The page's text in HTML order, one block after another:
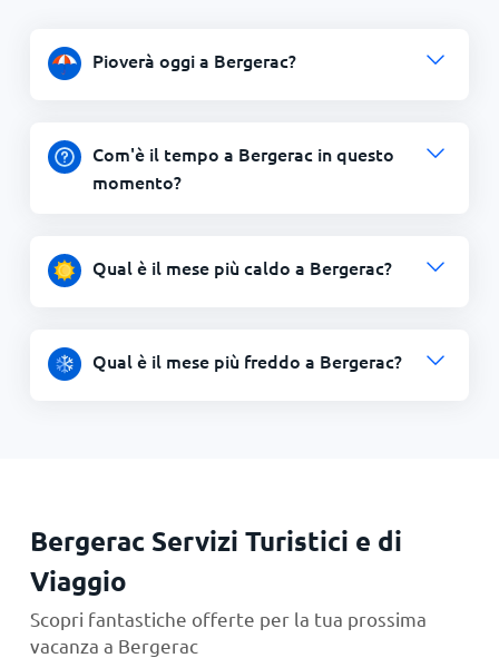
Pioverà oggi a Bergerac?
Com'è il tempo a Bergerac in questo
momento?
Qual è il mese più caldo a Bergerac?
Qual è il mese più freddo a Bergerac?
Bergerac Servizi Turistici e di
Viaggio
Scopri fantastiche offerte per la tua prossima
vacanza a Bergerac